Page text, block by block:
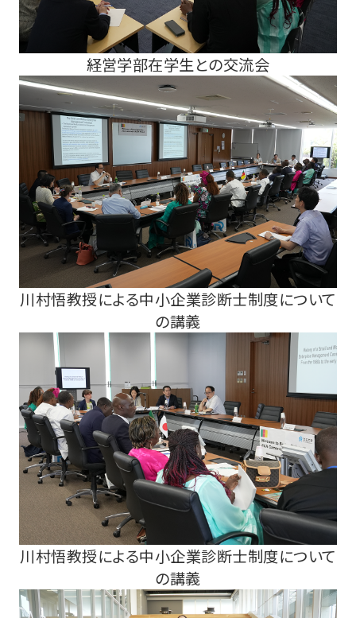
経営学部在学生との交流会
川村悟教授による中小企業診断士制度について
の講義
川村悟教授による中小企業診断士制度について
の講義